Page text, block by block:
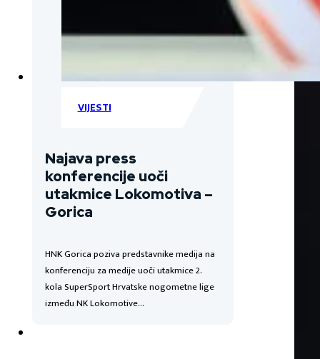
VIJESTI
Najava press
konferencije uoči
utakmice Lokomotiva –
Gorica
HNK Gorica poziva predstavnike medija na
konferenciju za medije uoči utakmice 2.
kola SuperSport Hrvatske nogometne lige
između NK Lokomotive…